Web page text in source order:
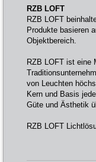
RZB LOFT
RZB LOFT
Produkte basieren
Objektbereich.
RZB LOFT ist eine
von Leuchten
Kern und Basis
Güte und Ästhetik
RZB LOFT